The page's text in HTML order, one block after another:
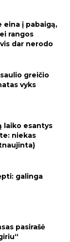
eina į pabaigą,
rangos
dar nerodo
greičio
vyks
laiko esantys
niekas
galinga
pasirašė